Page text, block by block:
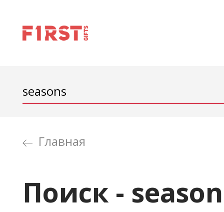
Главная
Поиск -